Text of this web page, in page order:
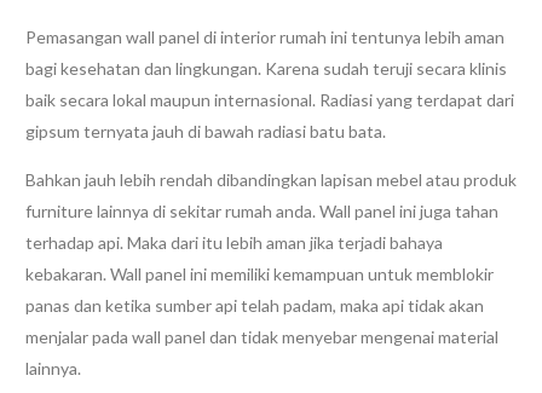
Pemasangan wall panel di interior rumah ini tentunya lebih aman
bagi kesehatan dan lingkungan. Karena sudah teruji secara klinis
baik secara lokal maupun internasional. Radiasi yang terdapat dari
gipsum ternyata jauh di bawah radiasi batu bata.
Bahkan jauh lebih rendah dibandingkan lapisan mebel atau produk
furniture lainnya di sekitar rumah anda. Wall panel ini juga tahan
terhadap api. Maka dari itu lebih aman jika terjadi bahaya
kebakaran. Wall panel ini memiliki kemampuan untuk memblokir
panas dan ketika sumber api telah padam, maka api tidak akan
menjalar pada wall panel dan tidak menyebar mengenai material
lainnya.